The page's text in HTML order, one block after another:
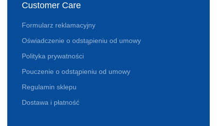
Customer Care
Formularz reklamacyjny
Oświadczenie o odstąpieniu od umowy
Polityka prywatności
Pouczenie o odstąpieniu od umowy
Regulamin sklepu
Dostawa i płatność